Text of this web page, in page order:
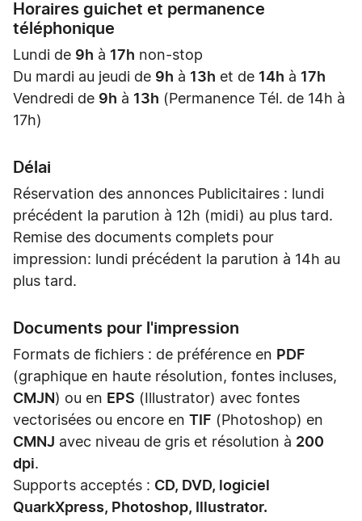
Horaires guichet et permanence
téléphonique
Lundi de 9h à 17h non-stop
Du mardi au jeudi de 9h à 13h et de 14h à 17h
Vendredi de 9h à 13h (Permanence Tél. de 14h à
17h)
Délai
Réservation des annonces Publicitaires : lundi
précédent la parution à 12h (midi) au plus tard.
Remise des documents complets pour
impression: lundi précédent la parution à 14h au
plus tard.
Documents pour l'impression
Formats de fichiers : de préférence en PDF
(graphique en haute résolution, fontes incluses,
CMJN ) ou en EPS (Illustrator) avec fontes
vectorisées ou encore en TIF (Photoshop) en
CMNJ avec niveau de gris et résolution à 200
dpi.
Supports acceptés : CD, DVD, logiciel
QuarkXpress, Photoshop, Illustrator.